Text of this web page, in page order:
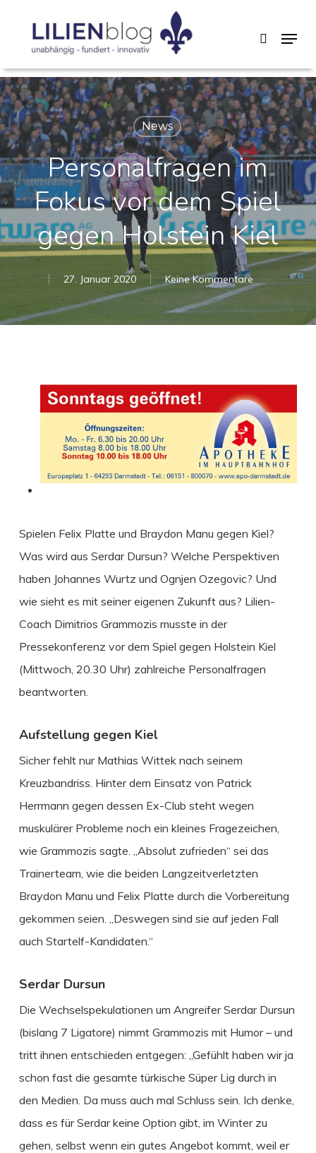
content
search
Menu
News
Personalfragen im
Fokus vor dem Spiel
gegen Holstein Kiel
27. Januar 2020 Keine Kommentare
Spielen Felix Platte und Braydon Manu gegen Kiel?
Was wird aus Serdar Dursun? Welche Perspektiven
haben Johannes Wurtz und Ognjen Ozegovic? Und
wie sieht es mit seiner eigenen Zukunft aus? Lilien-
Coach Dimitrios Grammozis musste in der
Pressekonferenz vor dem Spiel gegen Holstein Kiel
(Mittwoch, 20.30 Uhr) zahlreiche Personalfragen
beantworten.
Aufstellung gegen Kiel
Sicher fehlt nur Mathias Wittek nach seinem
Kreuzbandriss. Hinter dem Einsatz von Patrick
Herrmann gegen dessen Ex-Club steht wegen
muskulärer Probleme noch ein kleines Fragezeichen,
wie Grammozis sagte. „Absolut zufrieden“ sei das
Trainerteam, wie die beiden Langzeitverletzten
Braydon Manu und Felix Platte durch die Vorbereitung
gekommen seien. „Deswegen sind sie auf jeden Fall
auch Startelf-Kandidaten.“
Serdar Dursun
Die Wechselspekulationen um Angreifer Serdar Dursun
(bislang 7 Ligatore) nimmt Grammozis mit Humor – und
tritt ihnen entschieden entgegen: „Gefühlt haben wir ja
schon fast die gesamte türkische Süper Lig durch in
den Medien. Da muss auch mal Schluss sein. Ich denke,
dass es für Serdar keine Option gibt, im Winter zu
gehen, selbst wenn ein gutes Angebot kommt, weil er